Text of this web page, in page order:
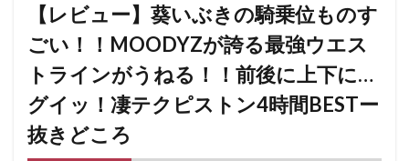
【レビュー】葵いぶきの騎乗位ものす
ごい！！MOODYZが誇る最強ウエス
トラインがうねる！！前後に上下に…
グイッ！凄テクピストン4時間BESTー
抜きどころ